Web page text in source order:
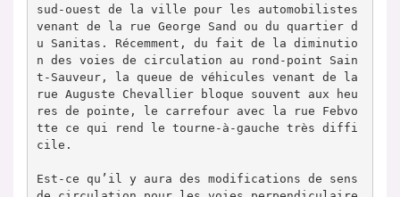
sud-ouest de la ville pour les automobilistes
venant de la rue George Sand ou du quartier d
u Sanitas. Récemment, du fait de la diminutio
n des voies de circulation au rond-point Sain
t-Sauveur, la queue de véhicules venant de la
rue Auguste Chevallier bloque souvent aux heu
res de pointe, le carrefour avec la rue Febvo
tte ce qui rend le tourne-à-gauche très diffi
cile.
Est-ce qu’il y aura des modifications de sens